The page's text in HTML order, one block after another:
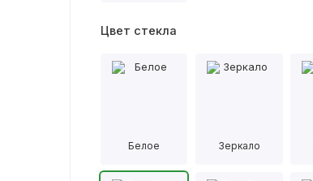
Цвет стекла
Белое Зеркало